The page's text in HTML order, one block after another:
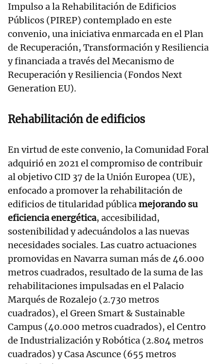
Impulso a la Rehabilitación de Edificios
Públicos (PIREP) contemplado en este
convenio, una iniciativa enmarcada en el Plan
de Recuperación, Transformación y Resiliencia
y financiada a través del Mecanismo de
Recuperación y Resiliencia (Fondos Next
Generation EU).
Rehabilitación de edificios
En virtud de este convenio, la Comunidad Foral
adquirió en 2021 el compromiso de contribuir
al objetivo CID 37 de la Unión Europea (UE),
enfocado a promover la rehabilitación de
edificios de titularidad públicamejorando su
eficiencia energética, accesibilidad,
sostenibilidad y adecuándolos a las nuevas
necesidades sociales. Las cuatro actuaciones
promovidas en Navarra suman más de 46.000
metros cuadrados, resultado de la suma de las
rehabilitaciones impulsadas en el Palacio
Marqués de Rozalejo (2.730 metros
cuadrados), el Green Smart & Sustainable
Campus (40.000 metros cuadrados), el Centro
de Industrialización y Robótica (2.804 metros
cuadrados) y Casa Ascunce (655 metros